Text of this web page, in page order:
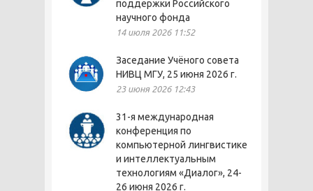
поддержки Российского
научного фонда
14 июля 2026 11:52
Заседание Учёного совета
НИВЦ МГУ, 25 июня 2026 г.
23 июня 2026 12:43
31-я международная
конференция по
компьютерной лингвистике
и интеллектуальным
технологиям «Диалог», 24-
26 июня 2026 г.